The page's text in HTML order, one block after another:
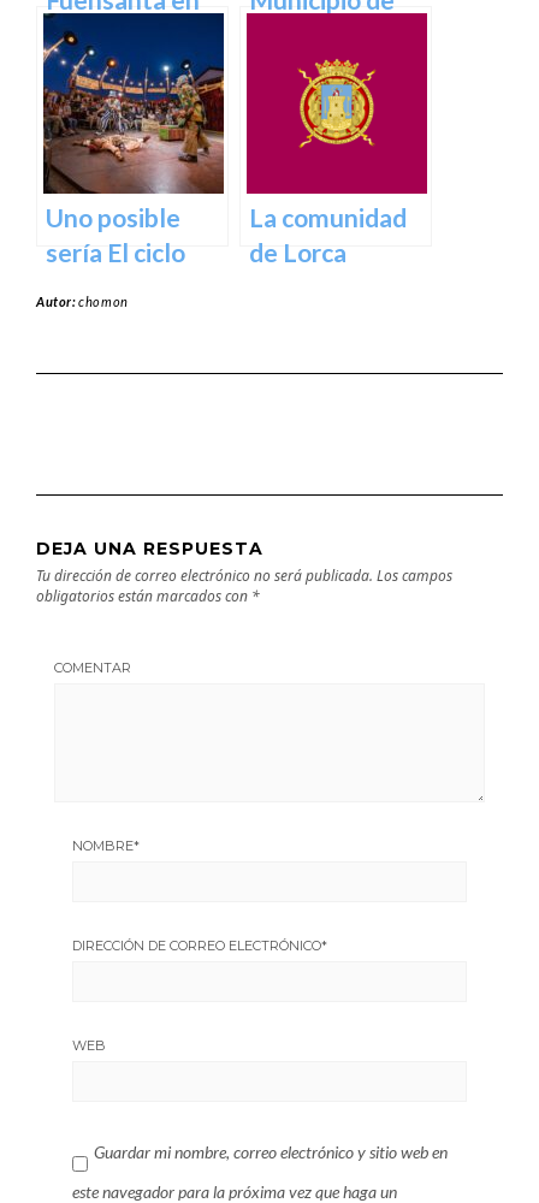
Murcia: Un
Lugar de
Devoción y
Belleza Natural
Murcia en
Murcia
Uno posible
sería El ciclo
La comunidad
de Lorca
Autor:chomon
DEJA UNA RESPUESTA
Tu dirección de correo electrónico no será publicada. Los campos
obligatorios están marcados con *
COMENTAR
NOMBRE*
DIRECCIÓN DE CORREO ELECTRÓNICO*
WEB
Guardar mi nombre, correo electrónico y sitio web en
este navegador para la próxima vez que haga un